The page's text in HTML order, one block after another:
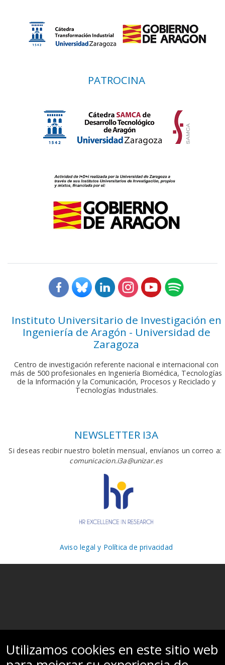
PATROCINA
Instituto Universitario de Investigación en
Ingeniería de Aragón - Universidad de
Zaragoza
Centro de investigación referente nacional e internacional con
más de 500 profesionales en Ingeniería Biomédica, Tecnologías
de la Información y la Comunicación, Procesos y Reciclado y
Tecnologías Industriales.
NEWSLETTER I3A
Si deseas recibir nuestro boletín mensual, envíanos un correo a:
comunicacion.i3a@unizar.es
Aviso legal y Política de privacidad
Utilizamos cookies en este sitio web